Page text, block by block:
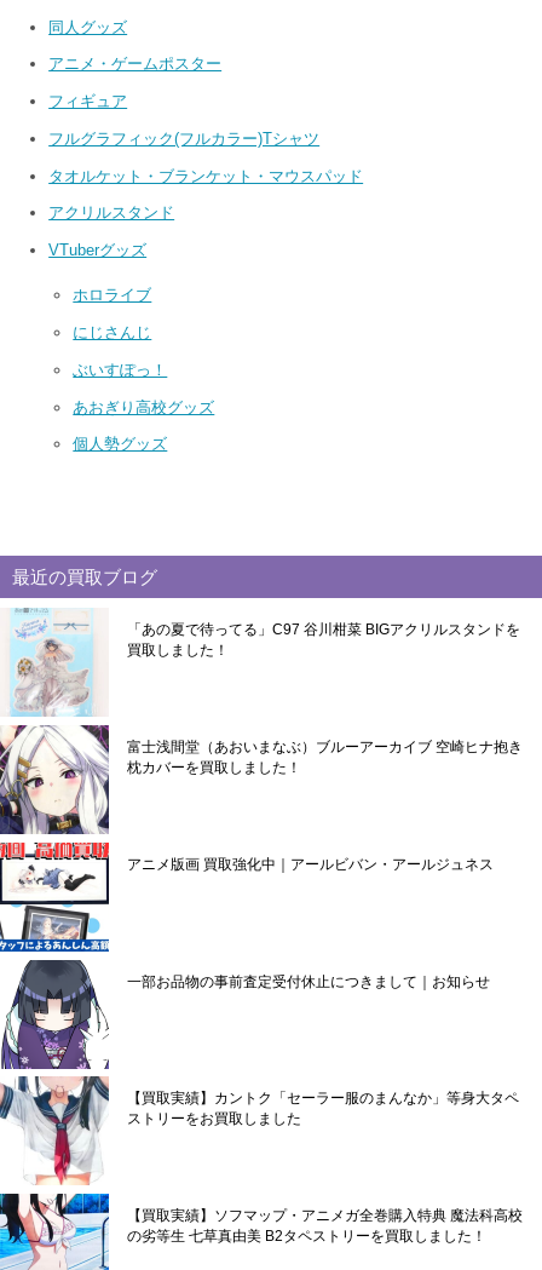
同人グッズ
アニメ・ゲームポスター
フィギュア
フルグラフィック(フルカラー)Tシャツ
タオルケット・ブランケット・マウスパッド
アクリルスタンド
VTuberグッズ
ホロライブ
にじさんじ
ぶいすぽっ！
あおぎり高校グッズ
個人勢グッズ
最近の買取ブログ
「あの夏で待ってる」C97 谷川柑菜 BIGアクリルスタンドを
買取しました！
富士浅間堂（あおいまなぶ）ブルーアーカイブ 空崎ヒナ抱き
枕カバーを買取しました！
アニメ版画 買取強化中｜アールビバン・アールジュネス
一部お品物の事前査定受付休止につきまして｜お知らせ
【買取実績】カントク「セーラー服のまんなか」等身大タペ
ストリーをお買取しました
【買取実績】ソフマップ・アニメガ全巻購入特典 魔法科高校
の劣等生 七草真由美 B2タペストリーを買取しました！